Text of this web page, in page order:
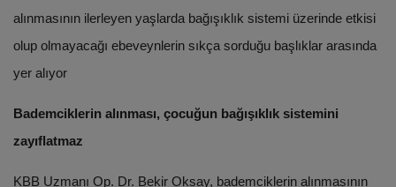
alınmasının ilerleyen yaşlarda bağışıklık sistemi üzerinde etkisi
olup olmayacağı ebeveynlerin sıkça sorduğu başlıklar arasında
yer alıyor
Bademciklerin alınması, çocuğun bağışıklık sistemini
zayıflatmaz
KBB Uzmanı Op. Dr. Bekir Oksay, bademciklerin alınmasının